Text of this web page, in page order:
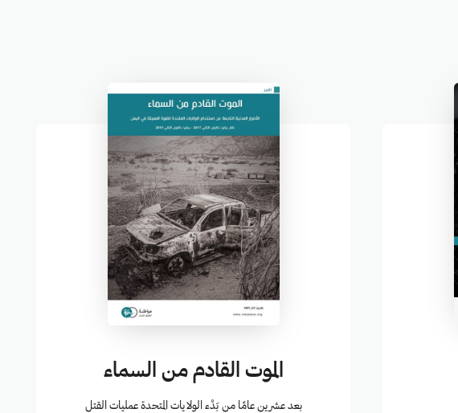
الموت القادم من السماء
بعد عشرين عامًا من بَدْء الولايات المتحدة عمليات القتل